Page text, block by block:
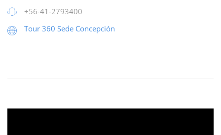
+56-41-2793400
Tour 360 Sede Concepción